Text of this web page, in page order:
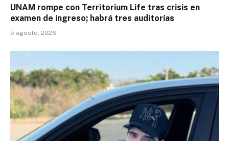
UNAM rompe con Territorium Life tras crisis en
examen de ingreso; habrá tres auditorías
5 agosto, 2026